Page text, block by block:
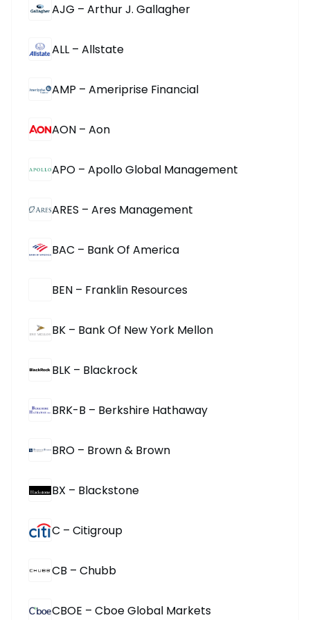
AJG – Arthur J. Gallagher
ALL – Allstate
AMP – Ameriprise Financial
AON – Aon
APO – Apollo Global Management
ARES – Ares Management
BAC – Bank Of America
BEN – Franklin Resources
BK – Bank Of New York Mellon
BLK – Blackrock
BRK-B – Berkshire Hathaway
BRO – Brown & Brown
BX – Blackstone
C – Citigroup
CB – Chubb
CBOE – Cboe Global Markets